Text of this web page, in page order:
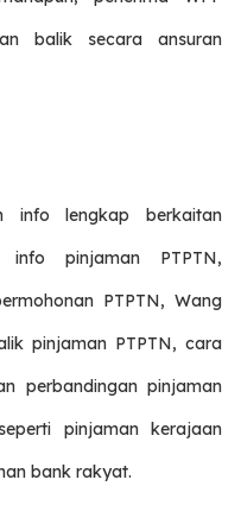
balik secara ansuran
info lengkap berkaitan
pinjaman PTPTN,
PTPTN, Wang
pinjaman PTPTN, cara
perbandingan pinjaman
pinjaman kerajaan
bank rakyat.